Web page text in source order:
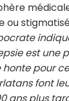
ou
est une
pour
font